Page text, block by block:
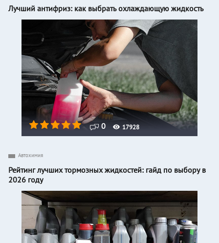
0 17928
Лучший антифриз: как выбрать охлаждающую жидкость
Автохимия
Рейтинг лучших тормозных жидкостей: гайд по выбору в
2026 году